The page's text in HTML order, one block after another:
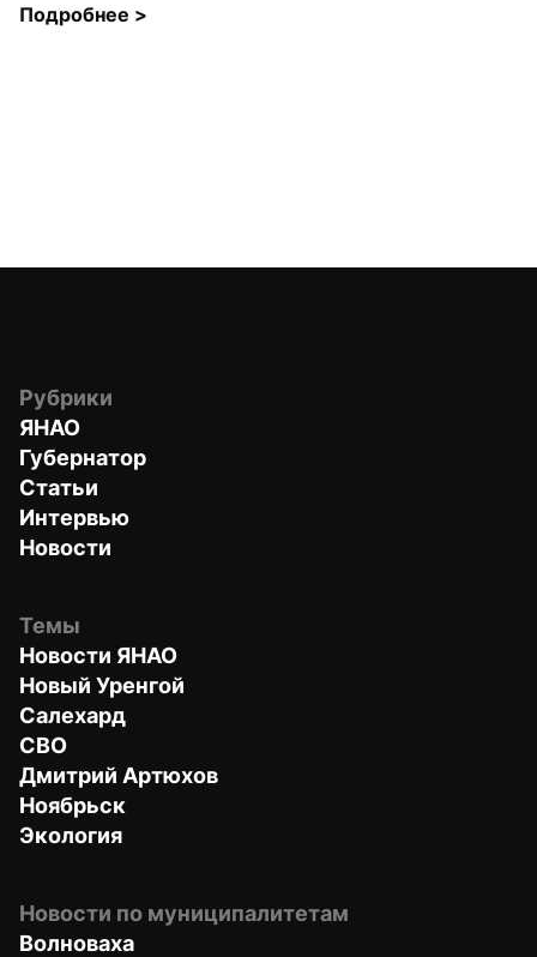
Подробнее >
Рубрики
ЯНАО
Губернатор
Статьи
Интервью
Новости
Темы
Новости ЯНАО
Новый Уренгой
Салехард
СВО
Дмитрий Артюхов
Ноябрьск
Экология
Новости по муниципалитетам
Волноваха